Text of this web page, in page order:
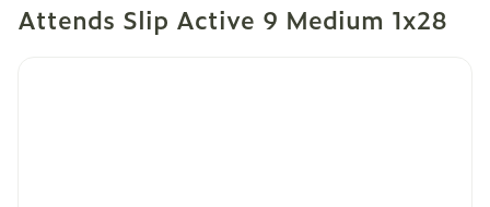
Attends Slip Active 9 Medium 1x28